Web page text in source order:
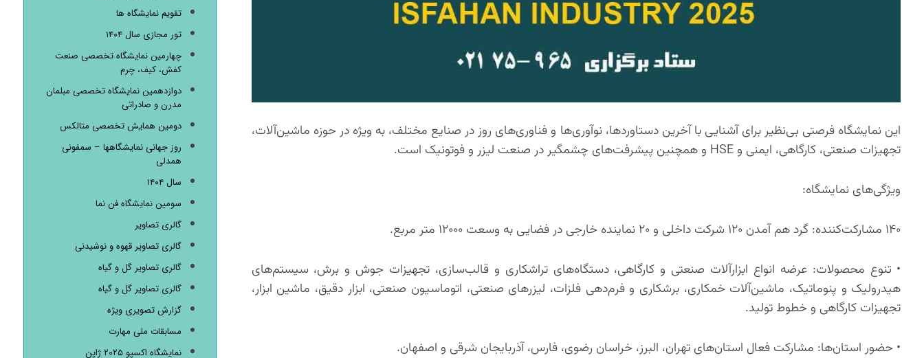
این نمایشگاه فرصتی بی‌نظیر برای آشنایی با آخرین دستاوردها، نوآوری‌ها و فناوری‌های روز در صنایع مختلف، به ویژه در حوزه ماشین‌آلات،
تجهیزات صنعتی، کارگاهی، ایمنی و HSE و همچنین پیشرفت‌های چشمگیر در صنعت لیزر و فوتونیک است.
ویژگی‌های نمایشگاه:
۱۴۰ مشارکت‌کننده: گرد هم آمدن ۱۲۰ شرکت داخلی و ۲۰ نماینده خارجی در فضایی به وسعت ۱۲۰۰۰ متر مربع.
• تنوع محصولات: عرضه انواع ابزارآلات صنعتی و کارگاهی، دستگاه‌های تراشکاری و قالب‌سازی، تجهیزات جوش و برش، سیستم‌های
هیدرولیک و پنوماتیک، ماشین‌آلات خمکاری، برشکاری و فرم‌دهی فلزات، لیزرهای صنعتی، اتوماسیون صنعتی، ابزار دقیق، ماشین ابزار،
تجهیزات کارگاهی و خطوط تولید.
• حضور استان‌ها: مشارکت فعال استان‌های تهران، البرز، خراسان رضوی، فارس، آذربایجان شرقی و اصفهان.
تقویم نمایشگاه ها
تور مجازی سال ۱۴۰۴
چهارمین نمایشگاه تخصصی صنعت
کفش، کیف، چرم
دوازدهمین نمایشگاه تخصصی مبلمان
مدرن و صادراتی
دومین همایش تخصصی متالکس
روز جهانی نمایشگاهها – سمفونی
همدلی
سال ۱۴۰۴
سومین نمایشگاه فن نما
گالری تصاویر
گالری تصاویر قهوه و نوشیدنی
گالری تصاویر گل و گیاه
گالری تصاویر گل و گیاه
گزارش تصویری ویژه
مسابقات ملی مهارت
نمایشگاه اکسپو ۲۰۲۵ ژاپن